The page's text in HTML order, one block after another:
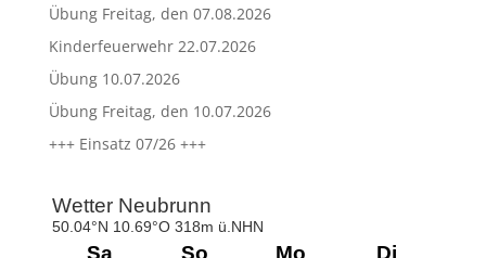
Übung Freitag, den 07.08.2026
Kinderfeuerwehr 22.07.2026
Übung 10.07.2026
Übung Freitag, den 10.07.2026
+++ Einsatz 07/26 +++